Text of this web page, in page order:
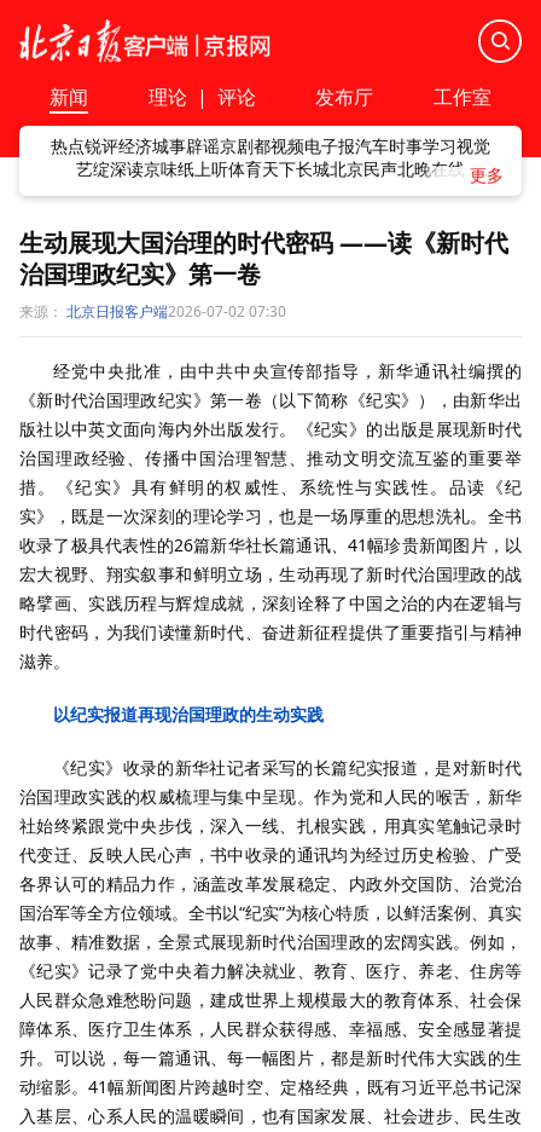
新闻 理论 | 评论 发布厅 工作室
热点锐评经济城事辟谣京剧都视频电子报汽车时事学习视觉
艺绽深读京味纸上听体育天下长城北京民声北晚在线
生动展现大国治理的时代密码 ——读《新时代
治国理政纪实》第一卷
来源： 北京日报客户端2026-07-02 07:30
经党中央批准，由中共中央宣传部指导，新华通讯社编撰的
《新时代治国理政纪实》第一卷（以下简称《纪实》），由新华出
版社以中英文面向海内外出版发行。《纪实》的出版是展现新时代
治国理政经验、传播中国治理智慧、推动文明交流互鉴的重要举
措。《纪实》具有鲜明的权威性、系统性与实践性。品读《纪
实》，既是一次深刻的理论学习，也是一场厚重的思想洗礼。全书
收录了极具代表性的26篇新华社长篇通讯、41幅珍贵新闻图片，以
宏大视野、翔实叙事和鲜明立场，生动再现了新时代治国理政的战
略擘画、实践历程与辉煌成就，深刻诠释了中国之治的内在逻辑与
时代密码，为我们读懂新时代、奋进新征程提供了重要指引与精神
滋养。
以纪实报道再现治国理政的生动实践
《纪实》收录的新华社记者采写的长篇纪实报道，是对新时代
治国理政实践的权威梳理与集中呈现。作为党和人民的喉舌，新华
社始终紧跟党中央步伐，深入一线、扎根实践，用真实笔触记录时
代变迁、反映人民心声，书中收录的通讯均为经过历史检验、广受
各界认可的精品力作，涵盖改革发展稳定、内政外交国防、治党治
国治军等全方位领域。全书以“纪实”为核心特质，以鲜活案例、真实
故事、精准数据，全景式展现新时代治国理政的宏阔实践。例如，
《纪实》记录了党中央着力解决就业、教育、医疗、养老、住房等
人民群众急难愁盼问题，建成世界上规模最大的教育体系、社会保
障体系、医疗卫生体系，人民群众获得感、幸福感、安全感显著提
升。可以说，每一篇通讯、每一幅图片，都是新时代伟大实践的生
动缩影。41幅新闻图片跨越时空、定格经典，既有习近平总书记深
入基层、心系人民的温暖瞬间，也有国家发展、社会进步、民生改